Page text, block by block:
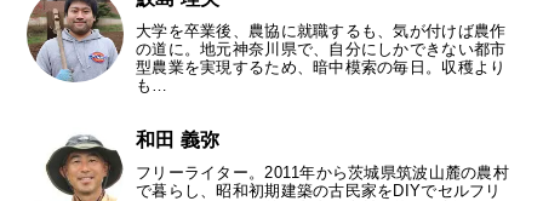
大学を卒業後、農協に就職するも、気が付けば農作
の道に。地元神奈川県で、自分にしかできない都市
型農業を実現するため、暗中模索の毎日。収穫より
も…
和田 義弥
フリーライター。2011年から茨城県筑波山麓の農村
で暮らし、昭和初期建築の古民家をDIYでセルフリ